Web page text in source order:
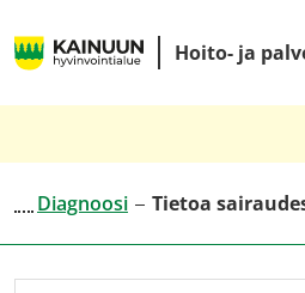
sisältöön
Kainuun
Hoito- ja
Diagnoosi Tietoa